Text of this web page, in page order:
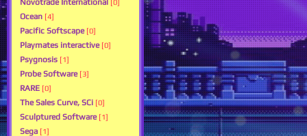
Novotrade International [0]
Ocean [4]
Pacific Softscape [0]
Playmates interactive [0]
Psygnosis [1]
Probe Software [3]
RARE [0]
The Sales Curve, SCi [0]
Sculptured Software [1]
Sega [1]